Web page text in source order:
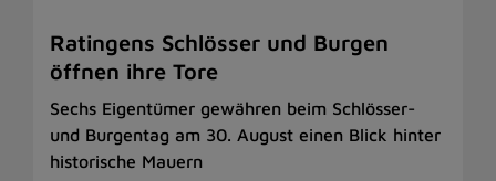
Ratingens Schlösser und Burgen
öffnen ihre Tore
Sechs Eigentümer gewähren beim Schlösser-
und Burgentag am 30. August einen Blick hinter
historische Mauern